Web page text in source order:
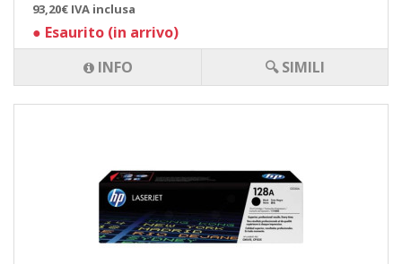
93,20€ IVA inclusa
● Esaurito (in arrivo)
INFO
🔍 SIMILI